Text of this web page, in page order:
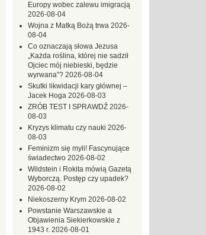
Europy wobec zalewu imigracją
2026-08-04
Wojna z Matką Bożą trwa 2026-
08-04
Co oznaczają słowa Jezusa
„Każda roślina, której nie sadził
Ojciec mój niebieski, będzie
wyrwana”? 2026-08-04
Skutki likwidacji kary głównej –
Jacek Hoga 2026-08-03
ZRÓB TEST I SPRAWDŹ 2026-
08-03
Kryzys klimatu czy nauki 2026-
08-03
Feminizm się myli! Fascynujące
świadectwo 2026-08-02
Wildstein i Rokita mówią Gazetą
Wyborczą. Postęp czy upadek?
2026-08-02
Niekoszerny Krym 2026-08-02
Powstanie Warszawskie a
Objawienia Siekierkowskie z
1943 r. 2026-08-01